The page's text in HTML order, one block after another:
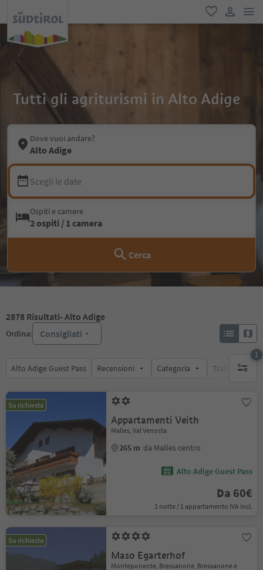
favoriti
user link
Tutti gli agriturismi in Alto Adige
Dove vuoi andare?
Alto Adige
Scegli le date
Ospiti e camere
2 ospiti / 1 camera
Cerca
2878 Risultati- Alto Adige
Ordina: Consigliati
Alto Adige Guest Pass Recensioni Categoria Trattamento
1
1 filtro
Su richiesta
Appartamenti Veith
Malles, Val Venosta
265 m da Malles centro
Alto Adige Guest Pass
Da 60€
1 notte / 1 appartamento IVA incl.
Su richiesta
Maso Egarterhof
Monteponente, Bressanone, Bressanone e